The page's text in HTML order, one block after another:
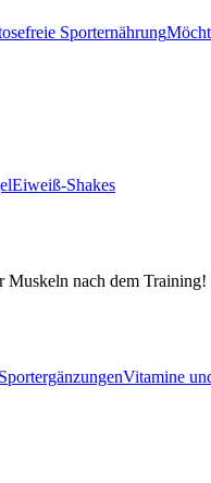
Sporternährung
Eiweiß-Shakes
Muskeln nach dem Training!
SportergänzungenVitamine